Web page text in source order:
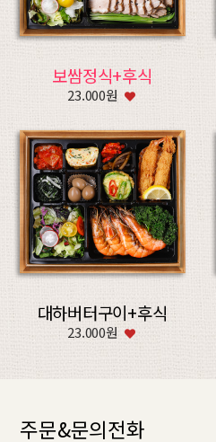
보쌈정식+후식
23.000원
대하버터구이+후식
23.000원
주문&문의전화